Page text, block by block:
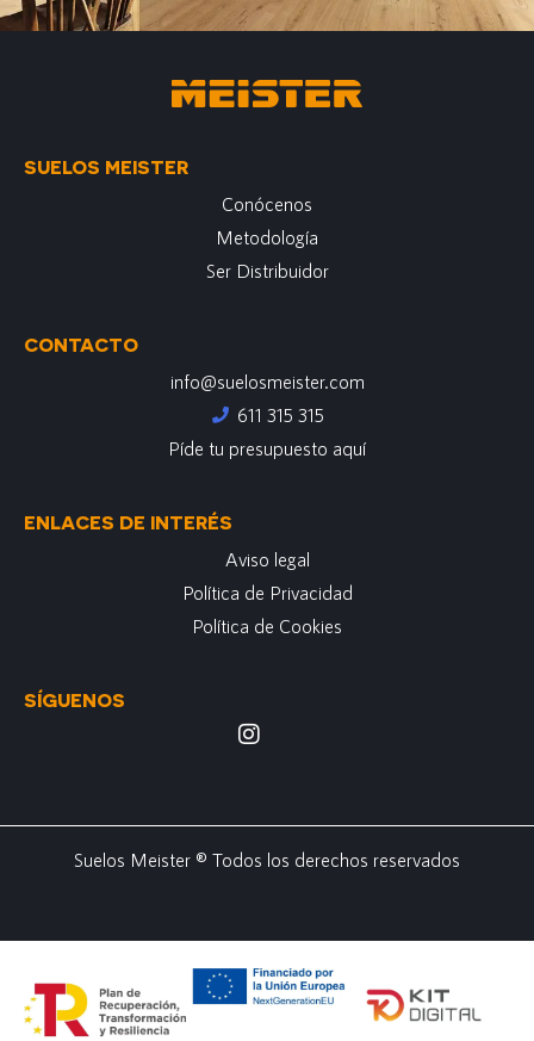
SUELOS MEISTER
Conócenos
Metodología
Ser Distribuidor
CONTACTO
info@suelosmeister.com
611 315 315
Píde tu presupuesto aquí
ENLACES DE INTERÉS
Aviso legal
Política de Privacidad
Política de Cookies
SÍGUENOS
Suelos Meister ® Todos los derechos reservados